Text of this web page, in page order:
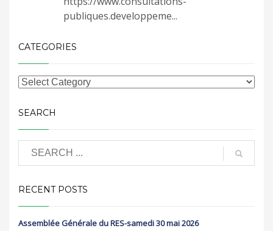
publiques.developpeme...
CATEGORIES
SEARCH
RECENT POSTS
Assemblée Générale du RES-samedi 30 mai 2026